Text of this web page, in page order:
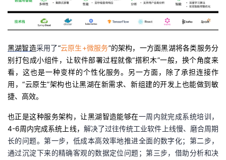
黑湖智造采用了“云原生+微服务”的架构，一方面黑湖将各类服务分
别打包成小组件，让软件部署过程就像“搭积木”一般，换个角度来
看，这也是一种变样的个性化服务。另一方面，除了承担连接作
用，“云原生”架构也让黑湖在新需求、新组建的开发上也能做到敏
捷、高效。
也正是这种服务架构，让黑湖智造能够在一周内就完成系统培训，
4-6周内完成系统上线， 解决了过往传统工业软件上线慢、磨合周期
长的问题。第一步，低成本高效率地推进全面的数字化；第二步，
通过沉淀下来的精确客观的数据定位问题；第三步，借助分析和决